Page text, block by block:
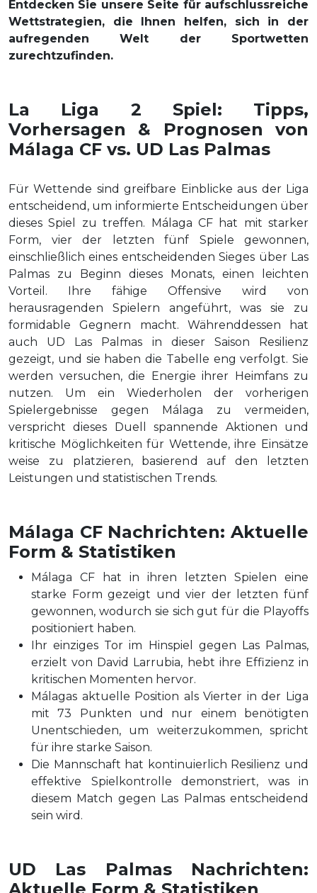
Entdecken Sie unsere Seite für aufschlussreiche
Wettstrategien, die Ihnen helfen, sich in der
aufregenden Welt der Sportwetten
zurechtzufinden.
La Liga 2 Spiel: Tipps,
Vorhersagen & Prognosen von
Málaga CF vs. UD Las Palmas
Für Wettende sind greifbare Einblicke aus der Liga
entscheidend, um informierte Entscheidungen über
dieses Spiel zu treffen. Málaga CF hat mit starker
Form, vier der letzten fünf Spiele gewonnen,
einschließlich eines entscheidenden Sieges über Las
Palmas zu Beginn dieses Monats, einen leichten
Vorteil. Ihre fähige Offensive wird von
herausragenden Spielern angeführt, was sie zu
formidable Gegnern macht. Währenddessen hat
auch UD Las Palmas in dieser Saison Resilienz
gezeigt, und sie haben die Tabelle eng verfolgt. Sie
werden versuchen, die Energie ihrer Heimfans zu
nutzen. Um ein Wiederholen der vorherigen
Spielergebnisse gegen Málaga zu vermeiden,
verspricht dieses Duell spannende Aktionen und
kritische Möglichkeiten für Wettende, ihre Einsätze
weise zu platzieren, basierend auf den letzten
Leistungen und statistischen Trends.
Málaga CF Nachrichten: Aktuelle
Form & Statistiken
Málaga CF hat in ihren letzten Spielen eine
starke Form gezeigt und vier der letzten fünf
gewonnen, wodurch sie sich gut für die Playoffs
positioniert haben.
Ihr einziges Tor im Hinspiel gegen Las Palmas,
erzielt von David Larrubia, hebt ihre Effizienz in
kritischen Momenten hervor.
Málagas aktuelle Position als Vierter in der Liga
mit 73 Punkten und nur einem benötigten
Unentschieden, um weiterzukommen, spricht
für ihre starke Saison.
Die Mannschaft hat kontinuierlich Resilienz und
effektive Spielkontrolle demonstriert, was in
diesem Match gegen Las Palmas entscheidend
sein wird.
UD Las Palmas Nachrichten: